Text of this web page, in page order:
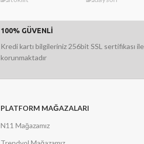
100% GÜVENLİ
Kredi kartı bilgileriniz 256bit SSL sertifikası ile
korunmaktadır
PLATFORM MAĞAZALARI
N11 Mağazamız